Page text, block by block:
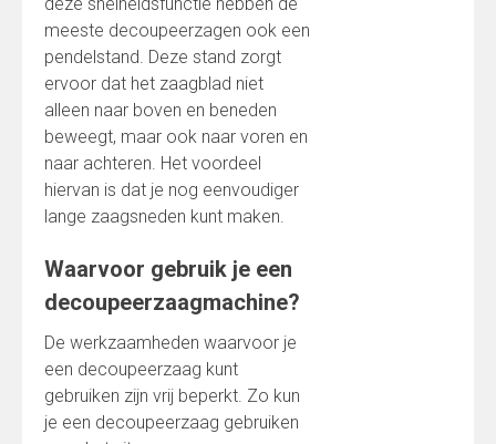
meeste decoupeerzagen ook een
pendelstand. Deze stand zorgt
ervoor dat het zaagblad niet
alleen naar boven en beneden
beweegt, maar ook naar voren en
naar achteren. Het voordeel
hiervan is dat je nog eenvoudiger
lange zaagsneden kunt maken.
Waarvoor gebruik je een
decoupeerzaagmachine?
De werkzaamheden waarvoor je
een decoupeerzaag kunt
gebruiken zijn vrij beperkt. Zo kun
je een decoupeerzaag gebruiken